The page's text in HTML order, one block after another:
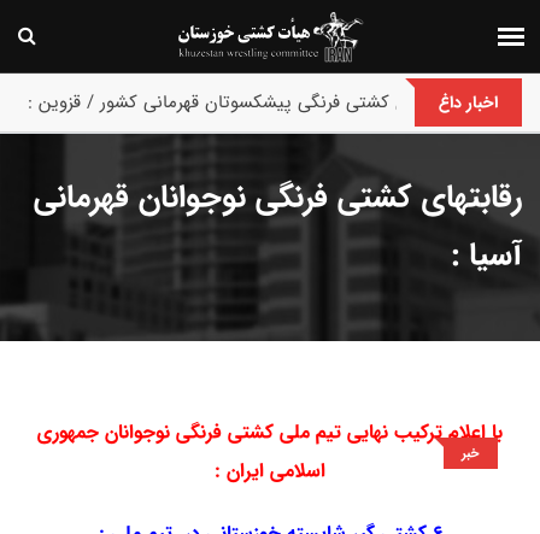
اخبار داغ
پایان رقابت های کشتی فرنگی پیشکسوتان قهرمانی کشور / قزوین :
رقابتهای کشتی فرنگی نوجوانان قهرمانی
آسیا :
خبر
با اعلام ترکیب نهایی تیم ملی کشتی فرنگی نوجوانان جمهوری
اسلامی ایران :